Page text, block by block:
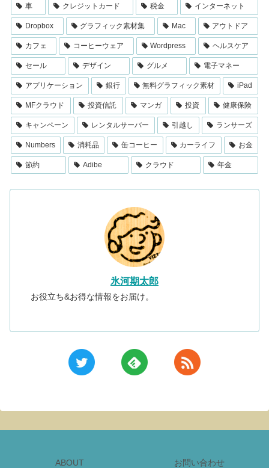
車 クレジットカード 税金 インターネット
Dropbox グラフィック素材集 Mac アウトドア
カフェ コーヒーウェア Wordpress ヘルスケア
セール デザイン グルメ 電子マネー
アプリケーション 銀行 無料グラフィック素材 iPad
MFクラウド 投資信託 マンガ 投資 健康保険
キャンペーン レンタルサーバー 引越し ランサーズ
Numbers 消耗品 缶コーヒー カーライフ お金
節約 Adibe クラウド 年金
氷河期太郎
お役立ち&お得な情報をお届け。
ABOUT お問い合わせ